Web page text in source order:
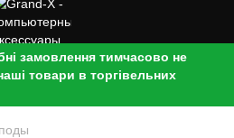
замовлення тимчасово не
товари в торгівельних